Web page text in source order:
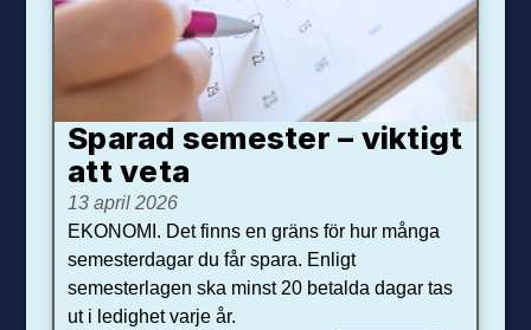
Sparad semester – viktigt
att veta
13 april 2026
EKONOMI. Det finns en gräns för hur många
semesterdagar du får spara. Enligt
semesterlagen ska minst 20 betalda dagar tas
ut i ledighet varje år.